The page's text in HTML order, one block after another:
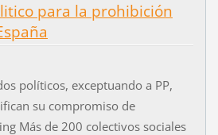
para la prohibición
políticos, exceptuando a PP,
su compromiso de
Más de 200 colectivos sociales